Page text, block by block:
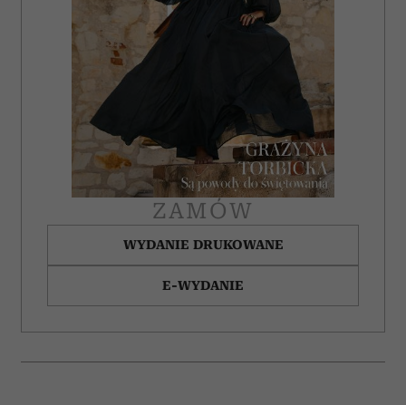
ZAMÓW
WYDANIE DRUKOWANE
E-WYDANIE